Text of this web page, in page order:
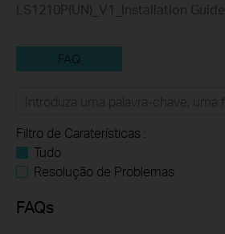
LS1210P(UN)_V1_Installation Guide
FAQ
Filtro de Caraterísticas :
Tudo
Resolução de Problemas
FAQs